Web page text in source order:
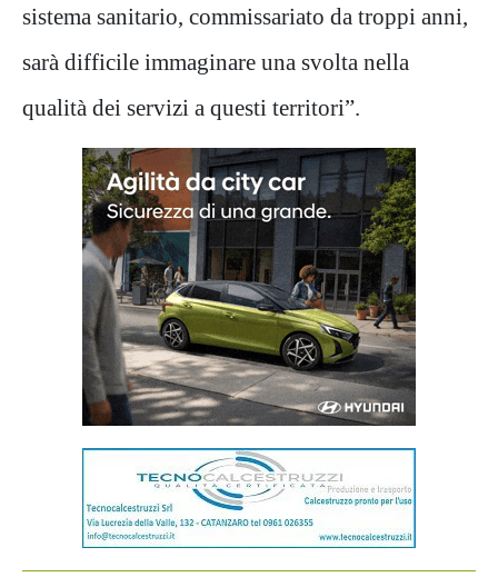
sistema sanitario, commissariato da troppi anni,
sarà difficile immaginare una svolta nella
qualità dei servizi a questi territori”.